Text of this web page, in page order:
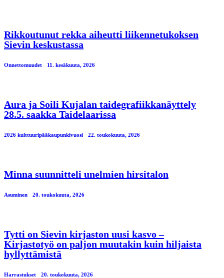
Rikkoutunut rekka aiheutti liikennetukoksen
Sievin keskustassa
Onnettomuudet 11. kesäkuuta, 2026
Aura ja Soili Kujalan taidegrafiikkanäyttely
28.5. saakka Taidelaarissa
2026 kulttuuripääkaupunkivuosi 22. toukokuuta, 2026
Minna suunnitteli unelmien hirsitalon
Asuminen 20. toukokuuta, 2026
Tytti on Sievin kirjaston uusi kasvo –
Kirjastotyö on paljon muutakin kuin hiljaista
hyllyttämistä
Harrastukset 20. toukokuuta, 2026